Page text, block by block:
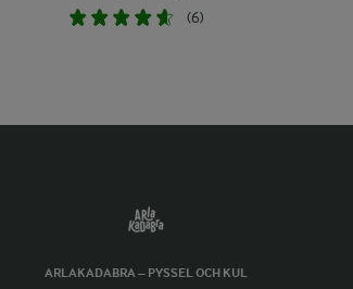
(6)
ARLAKADABRA – PYSSEL OCH KUL